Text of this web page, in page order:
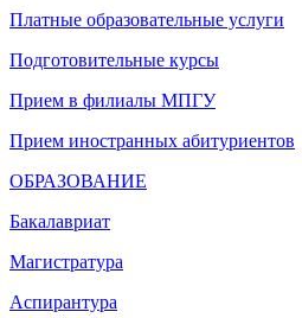
Платные образовательные услуги
Подготовительные курсы
Прием в филиалы МПГУ
Прием иностранных абитуриентов
ОБРАЗОВАНИЕ
Бакалавриат
Магистратура
Аспирантура